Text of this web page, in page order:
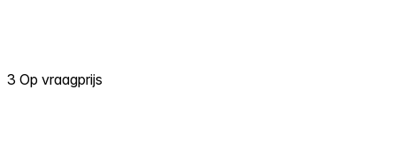
3 Op vraagprijs